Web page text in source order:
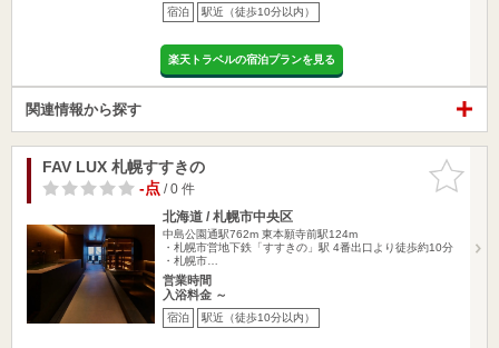
宿泊 駅近（徒歩10分以内）
楽天トラベルの宿泊プランを見る
関連情報から探す
お気に入
りに追加
FAV LUX 札幌すすきの
-点/ 0 件
北海道 / 札幌市中央区
中島公園通駅762m 東本願寺前駅124m
・札幌市営地下鉄「すすきの」駅 4番出口より徒歩約10分
・札幌市…
営業時間
入浴料金 ～
宿泊 駅近（徒歩10分以内）